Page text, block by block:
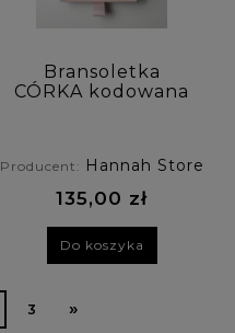
Bransoletka
CÓRKA kodowana
Producent: Hannah Store
135,00 zł
Do koszyka
3 »